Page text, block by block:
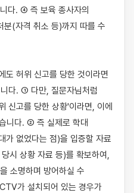
다. ④ 즉 보육 종사자의
분(자격 취소 등)까지 따를 수
도 허위 신고를 당한 것이라면
다. ① 다만, 질문자님처럼
신고를 당한 상황'이라면, 이에
니다. ② 즉 실제로 학대
가 없었다는 점)을 입증할 자료
시 상황 자료 등)를 확보하여,
소명하며 방어하실 수
가 설치되어 있는 경우가